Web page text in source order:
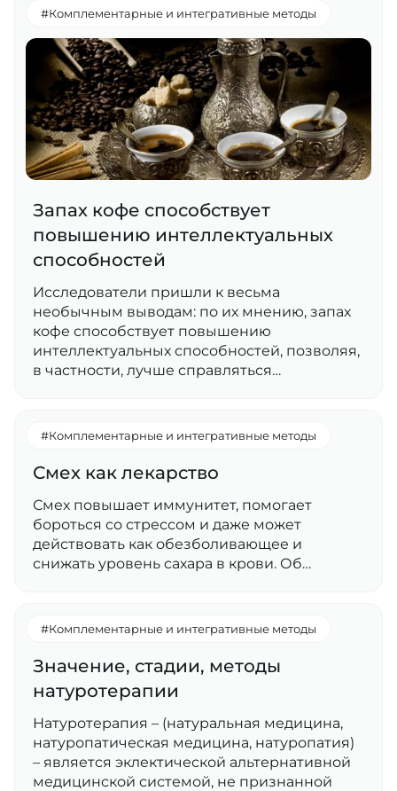
#Комплементарные и интегративные методы
Запах кофе способствует
повышению интеллектуальных
способностей
Исследователи пришли к весьма
необычным выводам: по их мнению, запах
кофе способствует повышению
интеллектуальных способностей, позволяя,
в частности, лучше справляться…
#Комплементарные и интегративные методы
Смех как лекарство
Смех повышает иммунитет, помогает
бороться со стрессом и даже может
действовать как обезболивающее и
снижать уровень сахара в крови. Об…
#Комплементарные и интегративные методы
Значение, стадии, методы
натуротерапии
Натуротерапия – (натуральная медицина,
натуропатическая медицина, натуропатия)
– является эклектической альтернативной
медицинской системой, не признанной